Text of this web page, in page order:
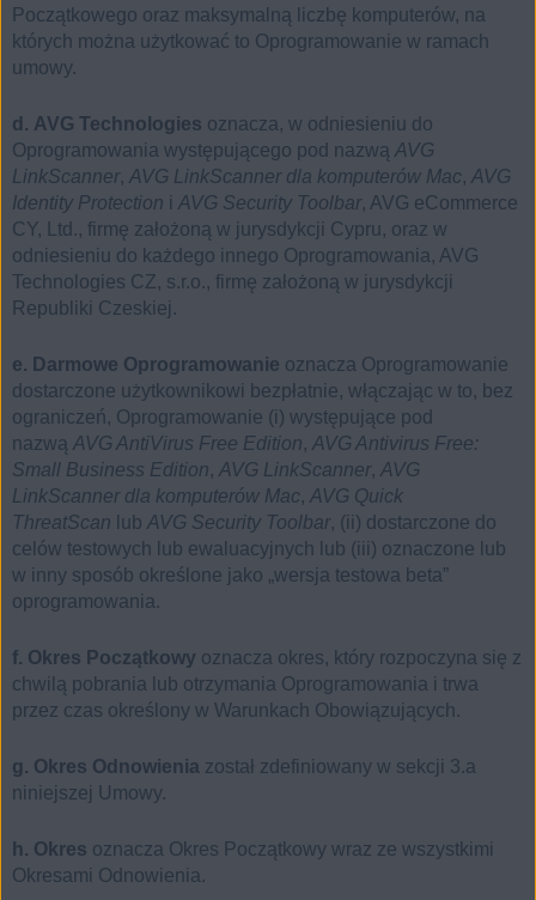
Początkowego oraz maksymalną liczbę komputerów, na
których można użytkować to Oprogramowanie w ramach
umowy.
d. AVG Technologies oznacza, w odniesieniu do
Oprogramowania występującego pod nazwą AVG
LinkScanner, AVG LinkScanner dla komputerów Mac, AVG
Identity Protection i AVG Security Toolbar, AVG eCommerce
CY, Ltd., firmę założoną w jurysdykcji Cypru, oraz w
odniesieniu do każdego innego Oprogramowania, AVG
Technologies CZ, s.r.o., firmę założoną w jurysdykcji
Republiki Czeskiej.
e. Darmowe Oprogramowanie oznacza Oprogramowanie
dostarczone użytkownikowi bezpłatnie, włączając w to, bez
ograniczeń, Oprogramowanie (i) występujące pod
nazwą AVG AntiVirus Free Edition, AVG Antivirus Free:
Small Business Edition, AVG LinkScanner, AVG
LinkScanner dla komputerów Mac, AVG Quick
ThreatScan lub AVG Security Toolbar, (ii) dostarczone do
celów testowych lub ewaluacyjnych lub (iii) oznaczone lub
w inny sposób określone jako „wersja testowa beta”
oprogramowania.
f. Okres Początkowy oznacza okres, który rozpoczyna się z
chwilą pobrania lub otrzymania Oprogramowania i trwa
przez czas określony w Warunkach Obowiązujących.
g. Okres Odnowienia został zdefiniowany w sekcji 3.a
niniejszej Umowy.
h. Okres oznacza Okres Początkowy wraz ze wszystkimi
Okresami Odnowienia.